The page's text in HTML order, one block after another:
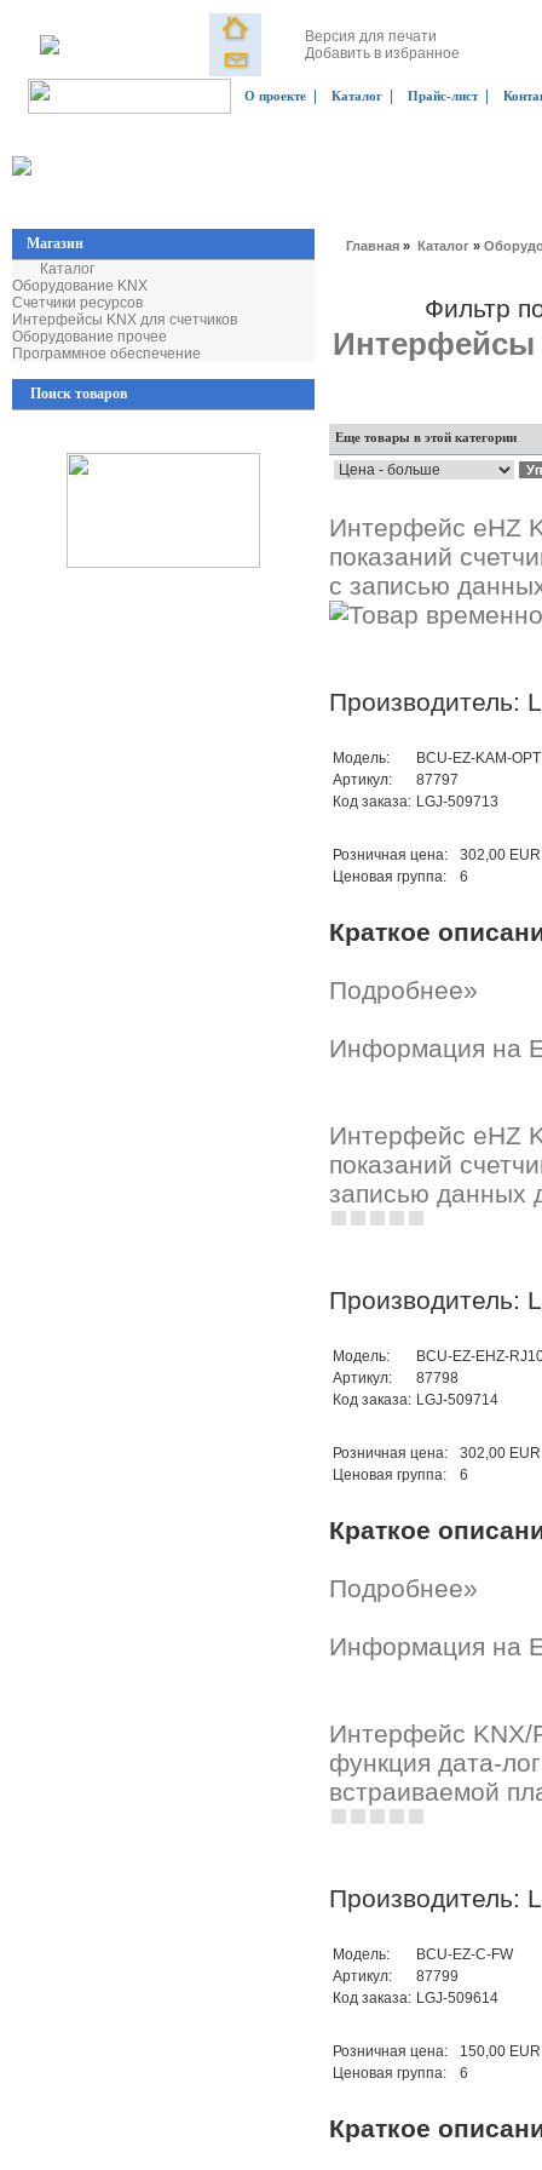
Версия для печати
Добавить в избранное
О проекте Каталог Прайс-лист|
Магазин
Каталог
Оборудование KNX
Счетчики ресурсов
Интерфейсы KNX для счетчиков
Оборудование прочее
Программное обеспечение
Поиск товаров
Главная » Каталог »
Фильтр
Интерфейсы
Еще товары в этой категории
Интерфейс eHZ
показаний
с записью
Производитель:
Модель:
BCU-EZ-KAM-
Артикул:
87797
Код заказа: LGJ-509713
Розничная цена:
302,00 EUR
Ценовая группа:
6
Краткое
Подробнее»
Информация на
Интерфейс eHZ
показаний
записью данных
Производитель:
Модель:
BCU-EZ-EHZ-
Артикул:
87798
Код заказа: LGJ-509714
Розничная цена:
302,00 EUR
Ценовая группа:
6
Краткое
Подробнее»
Информация на
Интерфейс KNX/
функция дата-
встраиваемой
Производитель:
Модель:
BCU-EZ-C-FW
Артикул:
87799
Код заказа: LGJ-509614
Розничная цена:
150,00 EUR
Ценовая группа:
6
Краткое